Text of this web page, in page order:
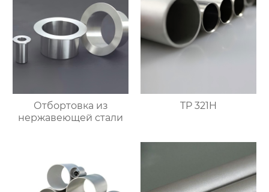
Отбортовка из
нержавеющей стали
TP 321H